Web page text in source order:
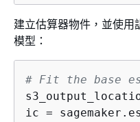
建立估算器物件，並使用
模型：
# Fit the base
ic =